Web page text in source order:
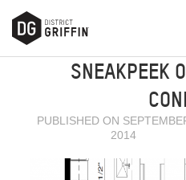
SNEAKPEEK
PUBLISHED ON
2014